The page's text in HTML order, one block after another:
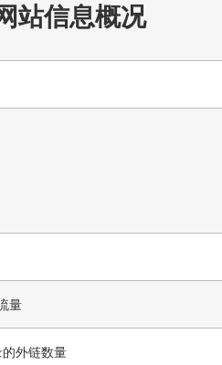
站信息概况
量
外链数量